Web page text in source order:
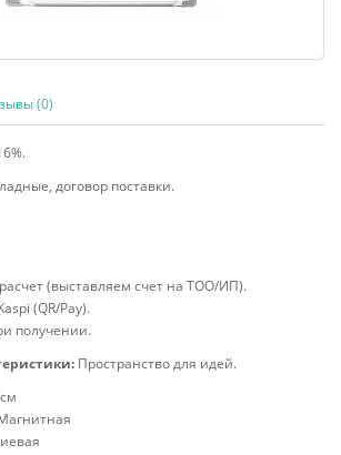
(0)
договор поставки.
(выставляем счет на ТОО/ИП).
(QR/Pay).
получении.
Пространство для идей.